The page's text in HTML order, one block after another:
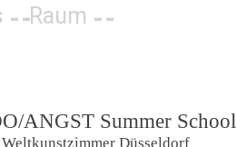
Raum
ANGST Summer School
Weltkunstzimmer Düsseldorf